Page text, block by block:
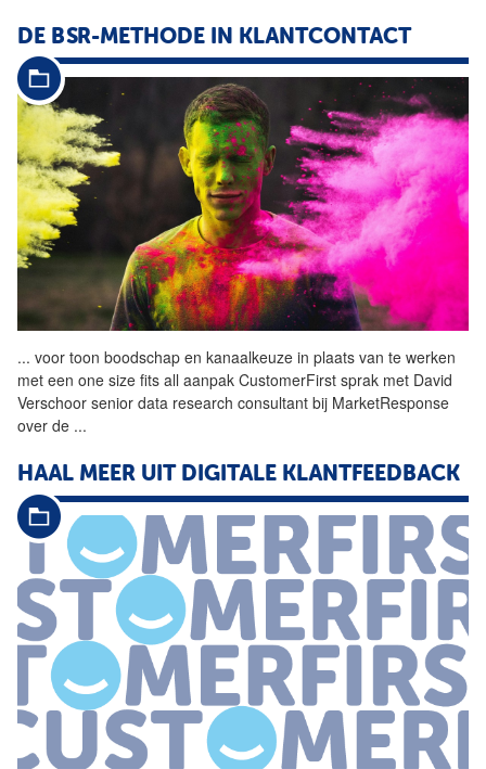
DE BSR-METHODE IN KLANT­CONTACT
... voor toon boodschap en kanaalkeuze in plaats van te werken
met een one size fits all aanpak CustomerFirst sprak met David
Verschoor senior data research consultant bij MarketResponse
over de ...
HAAL MEER UIT DIGITALE KLANTFEEDBACK